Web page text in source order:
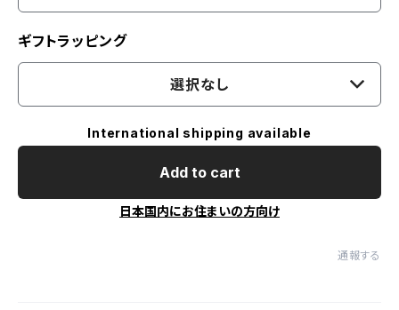
ギフトラッピング
選択なし
International shipping available
Add to cart
日本国内にお住まいの方向け
通報する